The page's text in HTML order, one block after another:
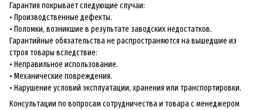
Гарантия покрывает следующие случаи:
• Производственные дефекты.
• Поломки, возникшие в результате заводских недостатков.
Гарантийные обязательства не распространяются на вышедшие из
строя товары вследствие:
• Неправильное использование.
• Механические повреждения.
• Нарушение условий эксплуатации, хранения или транспортировки.
Консультации по вопросам сотрудничества и товара с менеджером